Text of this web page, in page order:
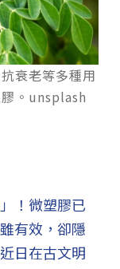
衰老等多種用
。unsplash
！微塑膠已
有效，卻隱
日在古文明